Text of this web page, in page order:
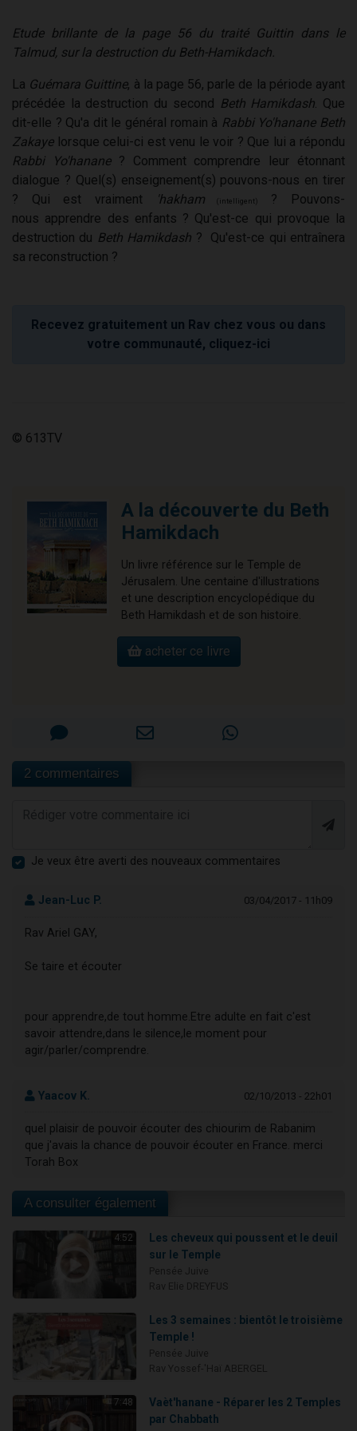
Etude brillante de la page 56 du traité Guittin dans le
Talmud, sur la destruction du Beth-Hamikdach.
La Guémara Guittine, à la page 56, parle de la période ayant
précédée la destruction du second Beth Hamikdash . Que
dit-elle ? Qu'a dit le général romain à Rabbi Yo'hanane Beth
Zakayelorsque celui-ci est venu le voir ? Que lui a répondu
Rabbi Yo'hanane? Comment comprendre leur étonnant
dialogue ? Quel(s) enseignement(s) pouvons-nous en tirer
? Qui est vraiment 'hakham (intelligent)
? Pouvons-
nous apprendre des enfants ? Qu'est-ce qui provoque la
destruction du Beth Hamikdash ? Qu'est-ce qui entraînera
sa reconstruction ?
Recevez gratuitement un Rav chez vous ou dans
votre communauté, cliquez-ici
© 613TV
A la découverte du Beth
Hamikdach
Un livre référence sur le Temple de
Jérusalem. Une centaine d'illustrations
et une description encyclopédique du
Beth Hamikdash et de son histoire.
acheter ce livre
2 commentaires
Je veux être averti des nouveaux commentaires
Jean-Luc P. 03/04/2017 - 11h09
Rav Ariel GAY,
Se taire et écouter
pour apprendre,de tout homme.Etre adulte en fait c'est
savoir attendre,dans le silence,le moment pour
agir/parler/comprendre.
Yaacov K. 02/10/2013 - 22h01
quel plaisir de pouvoir écouter des chiourim de Rabanim
que j'avais la chance de pouvoir écouter en France. merci
Torah Box
A consulter également
4:52
Les cheveux qui poussent et le deuil
sur le Temple
Les 3 semaines : bientôt le troisième
Temple !
7:48
Vaèt'hanane - Réparer les 2 Temples
par Chabbath